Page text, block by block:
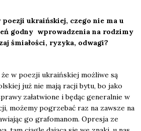
ukra­iń­skiej, cze­go nie ma u
god­ny wpro­wa­dze­nia na rodzi­my
śmia­ło­ści, ryzy­ka, odwa­gi?
że w poezji ukra­iń­skiej moż­li­we są
już nie mają racji bytu, bo jako
zała­twio­ne i będąc gene­ral­nie w
może­my pogrze­bać raz na zawsze na
go gra­fo­ma­nom. Opre­sja ze